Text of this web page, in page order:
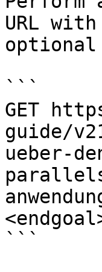
URL
```
GET
guide/
ueber-
```